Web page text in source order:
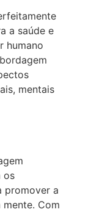
a saúde e
humano
mentais
os
promover a
Com